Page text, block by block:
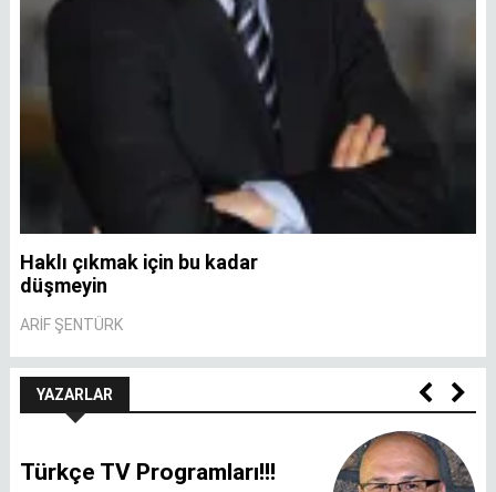
Haklı çıkmak için bu kadar
düşmeyin
ARIF ŞENTÜRK
YAZARLAR
Türkçe TV Programları!!!